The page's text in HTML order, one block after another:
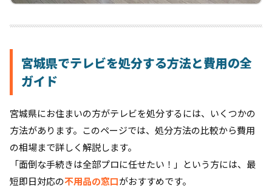
宮城県でテレビを処分する方法と費用の全
ガイド
宮城県にお住まいの方がテレビを処分するには、いくつかの
方法があります。このページでは、処分方法の比較から費用
の相場まで詳しく解説します。
「面倒な手続きは全部プロに任せたい！」という方には、最
短即日対応の不用品の窓口がおすすめです。